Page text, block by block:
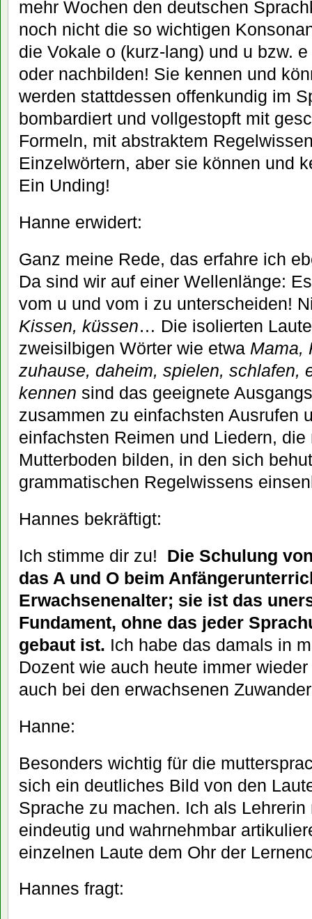
mehr Wochen den deutschen
noch nicht die so wichtigen
die Vokale o (kurz-lang) und u bzw.
oder nachbilden! Sie kennen und
werden stattdessen offenkundig im
bombardiert und vollgestopft mit
Formeln, mit abstraktem
Einzelwörtern, aber sie können und
Ein Unding!
Hanne erwidert:
Ganz meine Rede, das erfahre ich
Da sind wir auf einer Wellenlänge:
vom u und vom i zu unterscheiden!
Kissen, küssen… Die isolierten
zweisilbigen Wörter wie etwa Mama,
zuhause, daheim, spielen, schlafen,
kennen sind das geeignete
zusammen zu einfachsten Ausrufen
einfachsten Reimen und Liedern,
Mutterboden bilden, in den sich
grammatischen Regelwissens
Hannes bekräftigt:
Ich stimme dir zu! Die Schulung
das A und O beim
Erwachsenenalter; sie ist das
Fundament, ohne das jeder
gebaut ist. Ich habe das damals in
Dozent wie auch heute immer
auch bei den erwachsenen
Hanne:
Besonders wichtig für die
sich ein deutliches Bild von den
Sprache zu machen. Ich als
eindeutig und wahrnehmbar
einzelnen Laute dem Ohr der
Hannes fragt: